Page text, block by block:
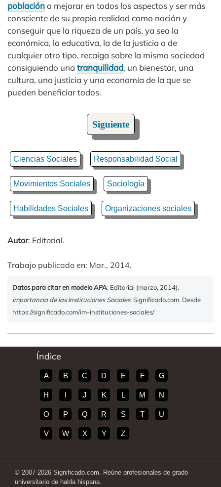
poblacióna mejorar en todos los aspectos y ser más
consciente de su propia realidad como nación y
conseguir que la riqueza de un país, ya sea la
económica, la educativa, la de la justicia o de
cualquier otro tipo, recaiga sobre la misma sociedad
consiguiendo una tranquilidad, un bienestar, una
cultura, una justicia y una economía de la que se
pueden beneficiar todos.
Siguiente
Ciencias Sociales Responsabilidad Social
Movimientos Sociales Sociología
Habilidades Sociales Organizaciones sociales
Autor: Editorial.
Trabajo publicado en: Mar., 2014.
Datos para citar en modelo APA: Editorial (marzo, 2014).
Importancia de las Instituciones Sociales. Significado.com. Desde
https://significado.com/im-instituciones-sociales/
Índice
A B C D E F G
H I J K L M N
O P Q R S T U
V W X Y Z
© 2007-2026 Significado.com. Reúne profesionales de grado
universitario de habla hispana.